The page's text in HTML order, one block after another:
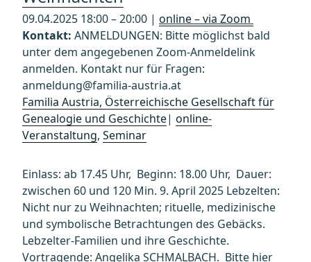
09.04.2025 18:00 – 20:00 | online – via Zoom
Kontakt: ANMELDUNGEN: Bitte möglichst bald
unter dem angegebenen Zoom-Anmeldelink
anmelden. Kontakt nur für Fragen:
anmeldung@familia-austria.at
Familia Austria, Österreichische Gesellschaft für
Genealogie und Geschichte| online-
Veranstaltung, Seminar
Einlass: ab 17.45 Uhr, Beginn: 18.00 Uhr, Dauer:
zwischen 60 und 120 Min. 9. April 2025 Lebzelten:
Nicht nur zu Weihnachten; rituelle, medizinische
und symbolische Betrachtungen des Gebäcks.
Lebzelter-Familien und ihre Geschichte.
Vortragende: Angelika SCHMALBACH. Bitte hier